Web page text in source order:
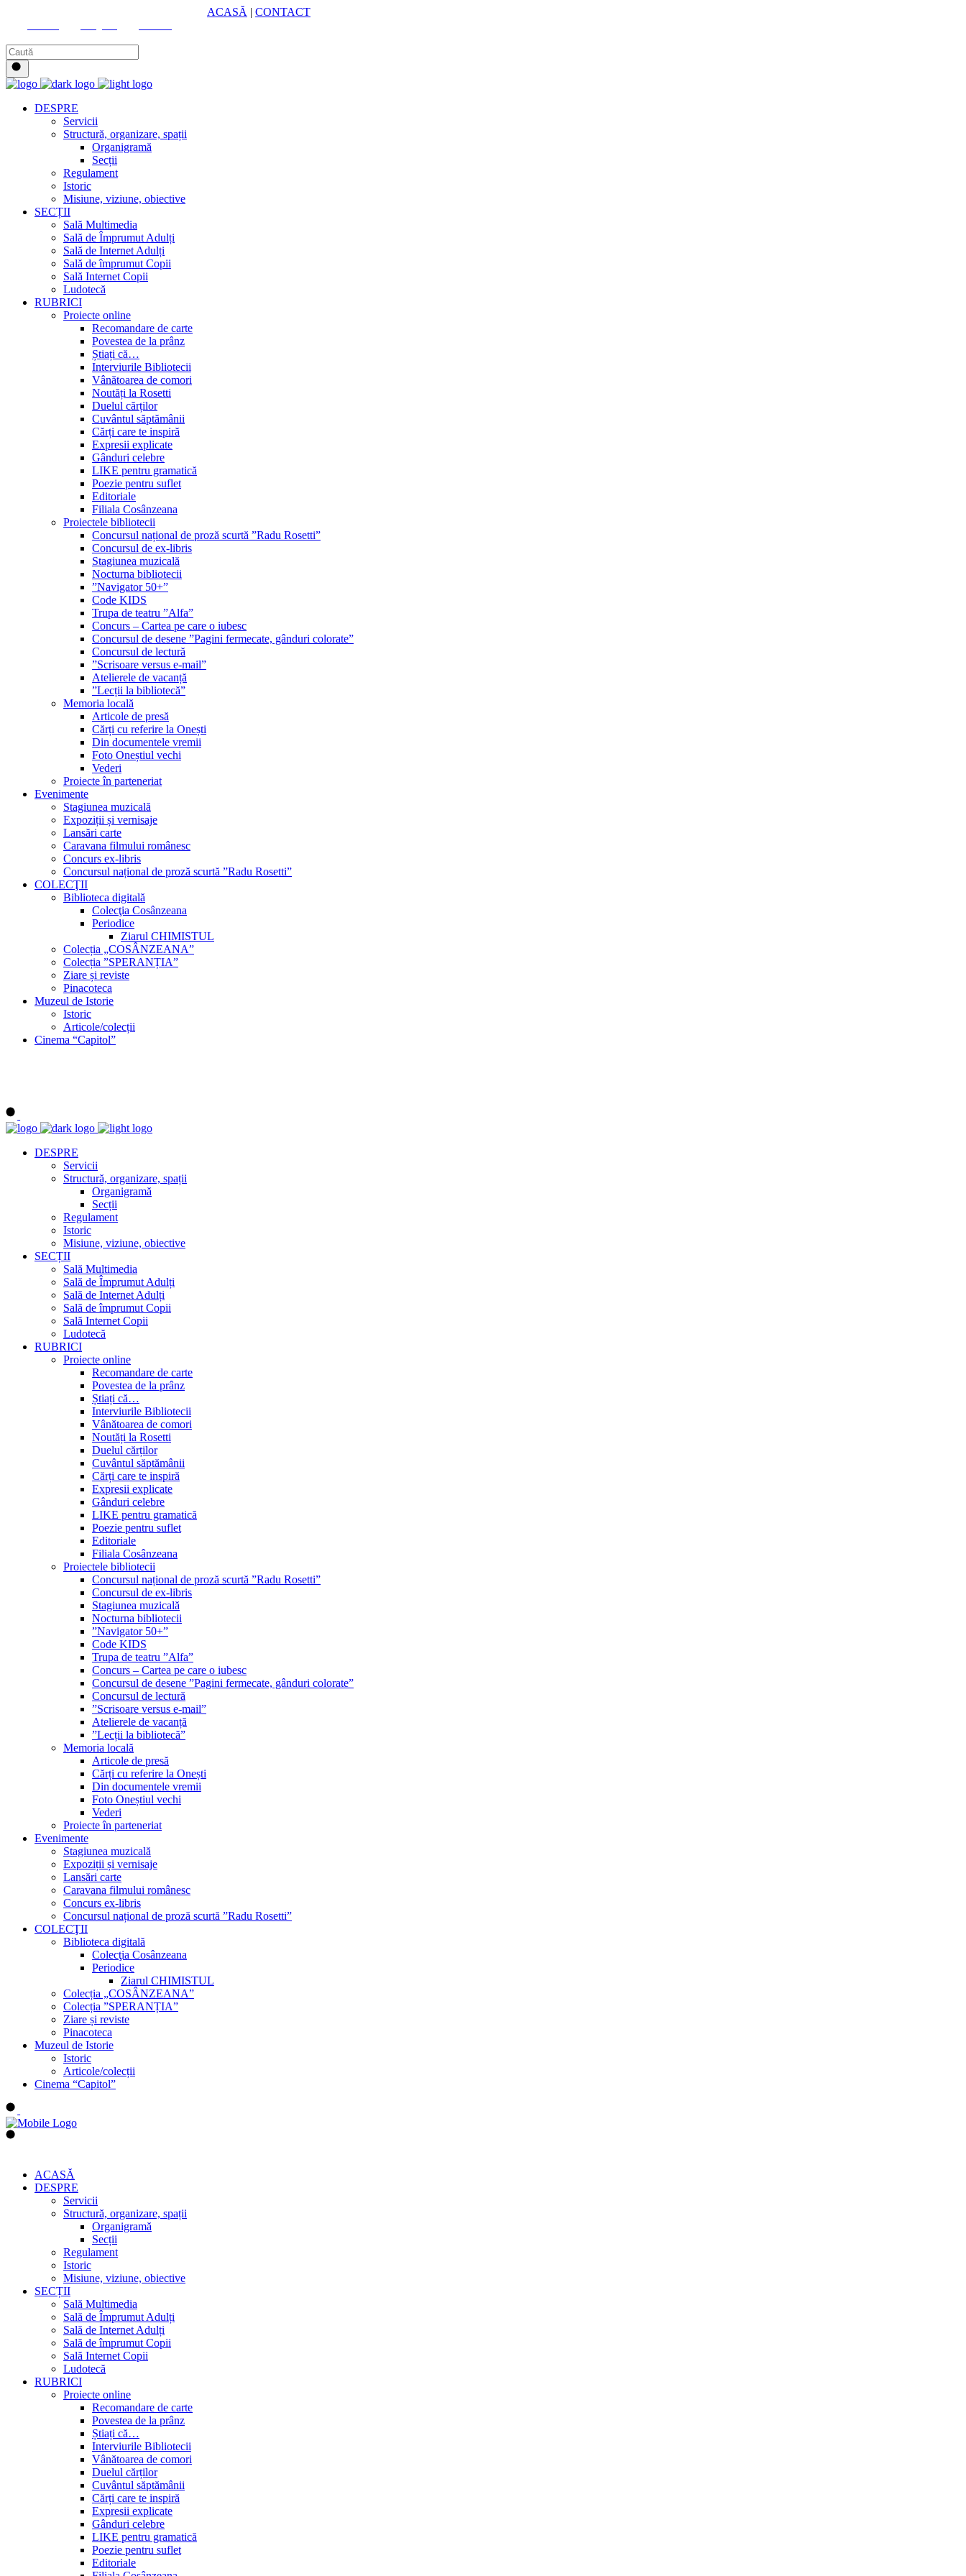
ACASĂ | CONTACT
DESPRE
Servicii
Structură, organizare, spații
Organigramă
Secții
Regulament
Istoric
Misiune, viziune, obiective
SECȚII
Sală Multimedia
Sală de Împrumut Adulți
Sală de Internet Adulți
Sală de împrumut Copii
Sală Internet Copii
Ludotecă
RUBRICI
Proiecte online
Recomandare de carte
Povestea de la prânz
Știați că…
Interviurile Bibliotecii
Vânătoarea de comori
Noutăți la Rosetti
Duelul cărților
Cuvântul săptămânii
Cărți care te inspiră
Expresii explicate
Gânduri celebre
LIKE pentru gramatică
Poezie pentru suflet
Editoriale
Filiala Cosânzeana
Proiectele bibliotecii
Concursul național de proză scurtă ”Radu Rosetti”
Concursul de ex-libris
Stagiunea muzicală
Nocturna bibliotecii
”Navigator 50+”
Code KIDS
Trupa de teatru ”Alfa”
Concurs – Cartea pe care o iubesc
Concursul de desene ”Pagini fermecate, gânduri colorate”
Concursul de lectură
”Scrisoare versus e-mail”
Atelierele de vacanță
”Lecții la bibliotecă”
Memoria locală
Articole de presă
Cărți cu referire la Onești
Din documentele vremii
Foto Oneștiul vechi
Vederi
Proiecte în parteneriat
Evenimente
Stagiunea muzicală
Expoziții și vernisaje
Lansări carte
Caravana filmului românesc
Concurs ex-libris
Concursul național de proză scurtă ”Radu Rosetti”
COLECŢII
Biblioteca digitală
Colecţia Cosânzeana
Periodice
Ziarul CHIMISTUL
Colecția „COSÂNZEANA”
Colecția ”SPERANȚIA”
Ziare și reviste
Pinacoteca
Muzeul de Istorie
Istoric
Articole/colecții
Cinema “Capitol”
DESPRE
Servicii
Structură, organizare, spații
Organigramă
Secții
Regulament
Istoric
Misiune, viziune, obiective
SECȚII
Sală Multimedia
Sală de Împrumut Adulți
Sală de Internet Adulți
Sală de împrumut Copii
Sală Internet Copii
Ludotecă
RUBRICI
Proiecte online
Recomandare de carte
Povestea de la prânz
Știați că…
Interviurile Bibliotecii
Vânătoarea de comori
Noutăți la Rosetti
Duelul cărților
Cuvântul săptămânii
Cărți care te inspiră
Expresii explicate
Gânduri celebre
LIKE pentru gramatică
Poezie pentru suflet
Editoriale
Filiala Cosânzeana
Proiectele bibliotecii
Concursul național de proză scurtă ”Radu Rosetti”
Concursul de ex-libris
Stagiunea muzicală
Nocturna bibliotecii
”Navigator 50+”
Code KIDS
Trupa de teatru ”Alfa”
Concurs – Cartea pe care o iubesc
Concursul de desene ”Pagini fermecate, gânduri colorate”
Concursul de lectură
”Scrisoare versus e-mail”
Atelierele de vacanță
”Lecții la bibliotecă”
Memoria locală
Articole de presă
Cărți cu referire la Onești
Din documentele vremii
Foto Oneștiul vechi
Vederi
Proiecte în parteneriat
Evenimente
Stagiunea muzicală
Expoziții și vernisaje
Lansări carte
Caravana filmului românesc
Concurs ex-libris
Concursul național de proză scurtă ”Radu Rosetti”
COLECŢII
Biblioteca digitală
Colecţia Cosânzeana
Periodice
Ziarul CHIMISTUL
Colecția „COSÂNZEANA”
Colecția ”SPERANȚIA”
Ziare și reviste
Pinacoteca
Muzeul de Istorie
Istoric
Articole/colecții
Cinema “Capitol”
ACASĂ
DESPRE
Servicii
Structură, organizare, spații
Organigramă
Secții
Regulament
Istoric
Misiune, viziune, obiective
SECȚII
Sală Multimedia
Sală de Împrumut Adulți
Sală de Internet Adulți
Sală de împrumut Copii
Sală Internet Copii
Ludotecă
RUBRICI
Proiecte online
Recomandare de carte
Povestea de la prânz
Știați că…
Interviurile Bibliotecii
Vânătoarea de comori
Duelul cărților
Cuvântul săptămânii
Cărți care te inspiră
Expresii explicate
Gânduri celebre
LIKE pentru gramatică
Poezie pentru suflet
Editoriale